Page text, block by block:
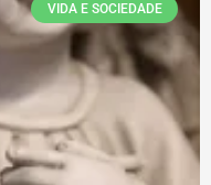
VIDA E SOCIEDADE